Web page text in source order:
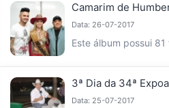
Camarim de
Data: 26-07-2017
Este álbum possui 81
3ª Dia da 34ª
Data: 25-07-2017